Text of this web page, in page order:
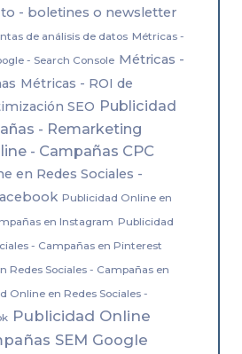
- boletines o newsletter
de análisis de datos Métricas -
- Search Console Métricas -
Métricas - ROI de
SEO Publicidad
- Remarketing
- Campañas CPC
en Redes Sociales -
Publicidad Online en
en Instagram Publicidad
- Campañas en Pinterest
Redes Sociales - Campañas en
Online en Redes Sociales -
Publicidad Online
SEM Google